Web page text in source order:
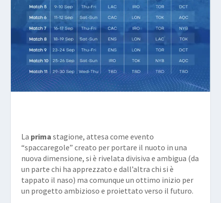
La prima stagione, attesa come evento
“spaccaregole” creato per portare il nuoto in una
nuova dimensione, si è rivelata divisiva e ambigua (da
un parte chi ha apprezzato e dall’altra chi si è
tappato il naso) ma comunque un ottimo inizio per
un progetto ambizioso e proiettato verso il futuro.